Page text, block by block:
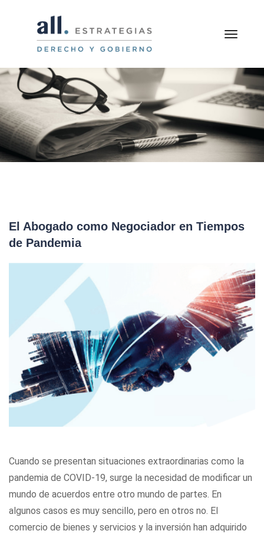
El Abogado como Negociador en Tiempos
de Pandemia
Cuando se presentan situaciones extraordinarias como la
pandemia de COVID-19, surge la necesidad de modificar un
mundo de acuerdos entre otro mundo de partes. En
algunos casos es muy sencillo, pero en otros no. El
comercio de bienes y servicios y la inversión han adquirido